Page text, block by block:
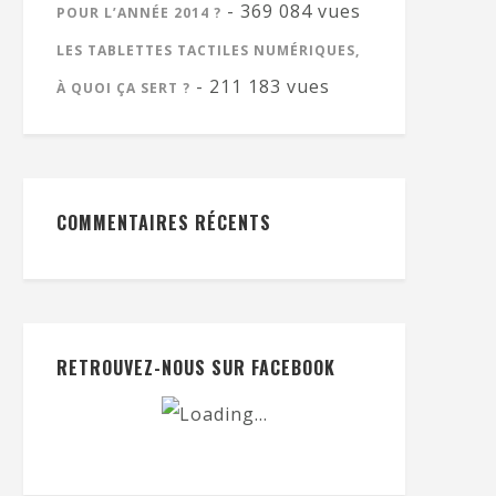
POUR L’ANNÉE 2014 ? - 369 084 vues
LES TABLETTES TACTILES NUMÉRIQUES,
À QUOI ÇA SERT ? - 211 183 vues
COMMENTAIRES RÉCENTS
RETROUVEZ-NOUS SUR FACEBOOK